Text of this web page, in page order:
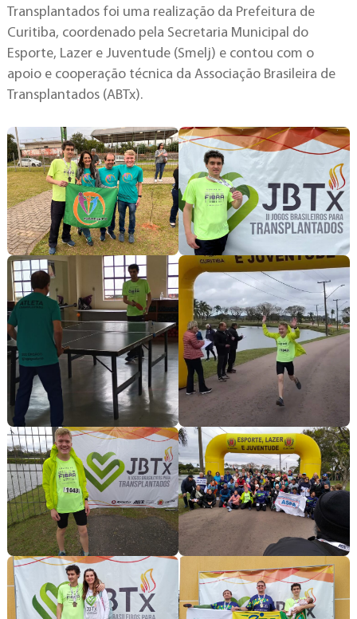
Transplantados foi uma realização da Prefeitura de
Curitiba, coordenado pela Secretaria Municipal do
Esporte, Lazer e Juventude (Smelj) e contou com o
apoio e cooperação técnica da Associação Brasileira de
Transplantados (ABTx).